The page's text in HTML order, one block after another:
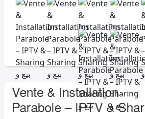
Vente & Installation
Parabole – IPTV &